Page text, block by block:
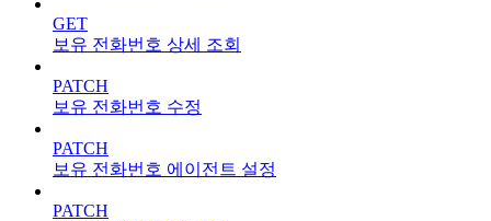
GET
보유 전화번호 상세 조회
PATCH
보유 전화번호 수정
PATCH
보유 전화번호 에이전트 설정
PATCH